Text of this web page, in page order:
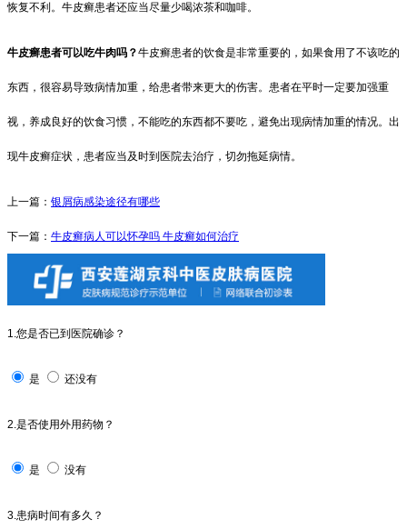
恢复不利。牛皮癣患者还应当尽量少喝浓茶和咖啡。
牛皮癣患者可以吃牛肉吗？牛皮癣患者的饮食是非常重要的，如果食用了不该吃的
东西，很容易导致病情加重，给患者带来更大的伤害。患者在平时一定要加强重
视，养成良好的饮食习惯，不能吃的东西都不要吃，避免出现病情加重的情况。出
现牛皮癣症状，患者应当及时到医院去治疗，切勿拖延病情。
上一篇： 银屑病感染途径有哪些
下一篇： 牛皮癣病人可以怀孕吗 牛皮癣如何治疗
1.您是否已到医院确诊？
是 还没有
2.是否使用外用药物？
是 没有
3.患病时间有多久？